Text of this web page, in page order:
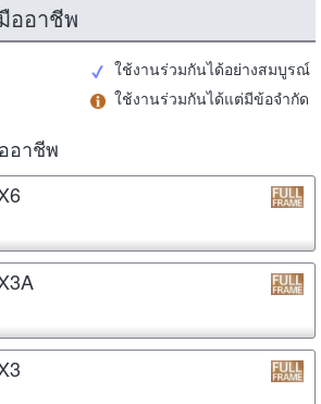
ออาชีพ
ใช้งานร่วมกันได้อย่างสมบูรณ์
ใช้งานร่วมกันได้แต่มีข้อจำกัด
อาชีพ